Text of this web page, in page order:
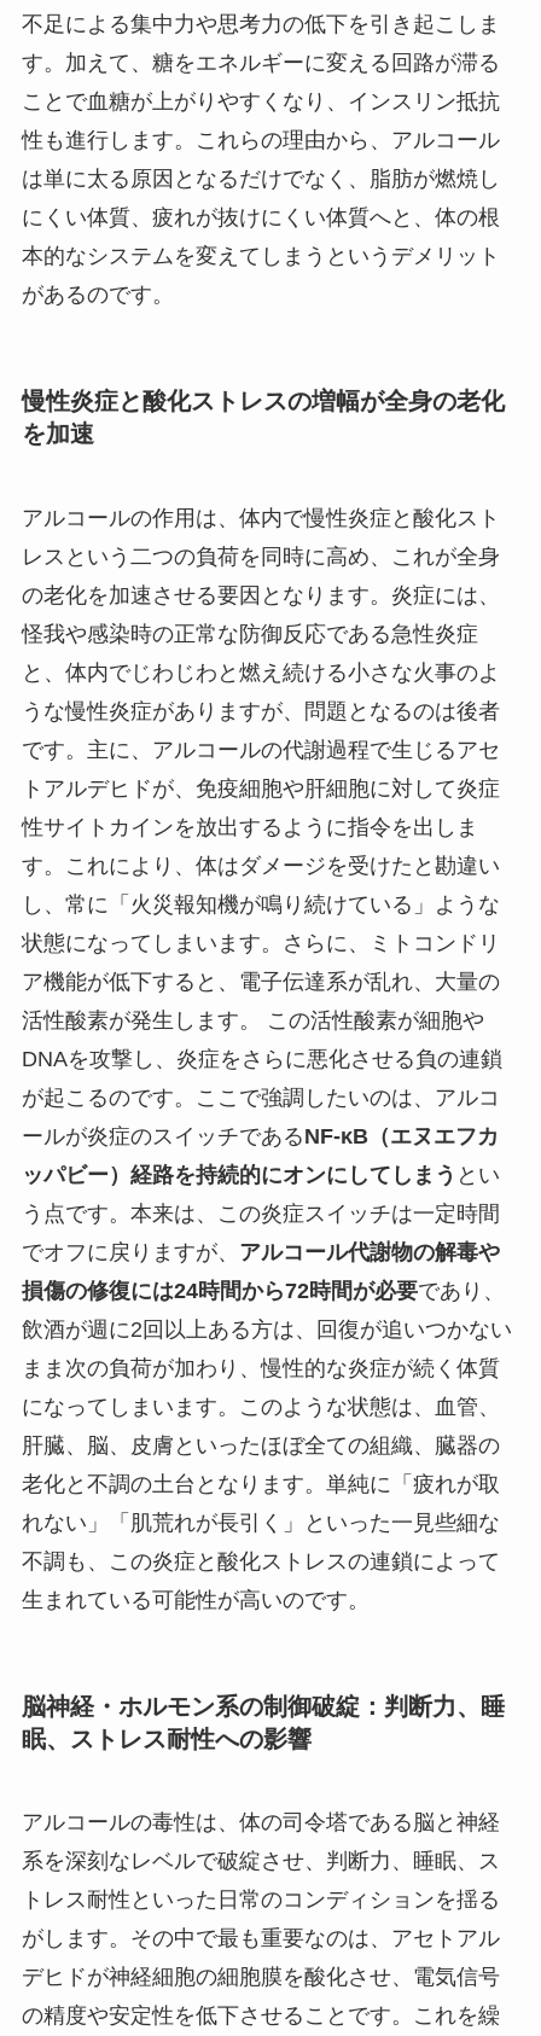
不足による集中力や思考力の低下を引き起こしま
す。加えて、糖をエネルギーに変える回路が滞る
ことで血糖が上がりやすくなり、インスリン抵抗
性も進行します。これらの理由から、アルコール
は単に太る原因となるだけでなく、脂肪が燃焼し
にくい体質、疲れが抜けにくい体質へと、体の根
本的なシステムを変えてしまうというデメリット
があるのです。
慢性炎症と酸化ストレスの増幅が全身の老化
を加速
アルコールの作用は、体内で慢性炎症と酸化スト
レスという二つの負荷を同時に高め、これが全身
の老化を加速させる要因となります。炎症には、
怪我や感染時の正常な防御反応である急性炎症
と、体内でじわじわと燃え続ける小さな火事のよ
うな慢性炎症がありますが、問題となるのは後者
です。主に、アルコールの代謝過程で生じるアセ
トアルデヒドが、免疫細胞や肝細胞に対して炎症
性サイトカインを放出するように指令を出しま
す。これにより、体はダメージを受けたと勘違い
し、常に「火災報知機が鳴り続けている」ような
状態になってしまいます。さらに、ミトコンドリ
ア機能が低下すると、電子伝達系が乱れ、大量の
活性酸素が発生します。 この活性酸素が細胞や
DNAを攻撃し、炎症をさらに悪化させる負の連鎖
が起こるのです。ここで強調したいのは、アルコ
ールが炎症のスイッチであるNF-κB（エヌエフカ
ッパビー）経路を持続的にオンにしてしまう とい
う点です。本来は、この炎症スイッチは一定時間
でオフに戻りますが、 アルコール代謝物の解毒や
損傷の修復には24時間から72時間が必要であり、
飲酒が週に2回以上ある方は、回復が追いつかない
まま次の負荷が加わり、慢性的な炎症が続く体質
になってしまいます。このような状態は、血管、
肝臓、脳、皮膚といったほぼ全ての組織、臓器の
老化と不調の土台となります。単純に「疲れが取
れない」「肌荒れが長引く」といった一見些細な
不調も、この炎症と酸化ストレスの連鎖によって
生まれている可能性が高いのです。
脳神経・ホルモン系の制御破綻：判断力、睡
眠、ストレス耐性への影響
アルコールの毒性は、体の司令塔である脳と神経
系を深刻なレベルで破綻させ、判断力、睡眠、ス
トレス耐性といった日常のコンディションを揺る
がします。その中で最も重要なのは、アセトアル
デヒドが神経細胞の細胞膜を酸化させ、電気信号
の精度や安定性を低下させることです。これを繰